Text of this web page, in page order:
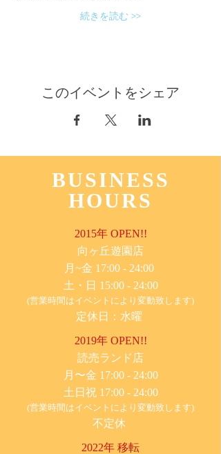
続きを読む >>
このイベントをシェア
BUSINESS
HOURS
2015年 OPEN!!
​向ヶ丘遊園店
月~金 17:00 - 24:00
土・日 15:00 - 24:00
(営業時間はイベントにより変動致します)
定休日：水曜
2019年 OPEN!!
​読売ランド店
月〜金 17:00 - 24:00
土日祝 17:00 - 24:00
(営業時間はイベントにより変動致します)
不定休
2022年 移転